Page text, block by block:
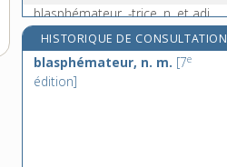
blasphémateur, -trice, n. et adj.
[9eédition]
HISTORIQUE DE CONSULTATION
blasphémateur, n. m. [7e
édition]